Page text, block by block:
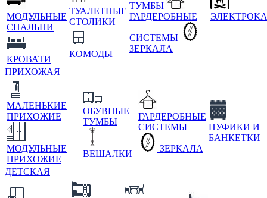
МОДУЛЬНЫЕ
СПАЛЬНИ
КРОВАТИ
ТУАЛЕТНЫЕ
СТОЛИКИ
КОМОДЫ
ТУМБЫ
ГАРДЕРОБНЫЕ
СИСТЕМЫ
ЗЕРКАЛА
ПРИХОЖАЯ
МАЛЕНЬКИЕ
ПРИХОЖИЕ
МОДУЛЬНЫЕ
ПРИХОЖИЕ
ОБУВНЫЕ
ТУМБЫ
ВЕШАЛКИ
ГАРДЕРОБНЫЕ
СИСТЕМЫ
ЗЕРКАЛА
ПУФИКИ И
БАНКЕТКИ
ДЕТСКАЯ